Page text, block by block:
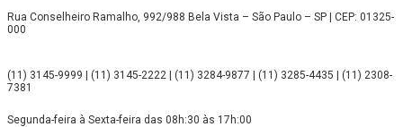
Rua Conselheiro Ramalho, 992/988 Bela Vista – São Paulo – SP | CEP: 01325-
000
(11) 3145-9999 | (11) 3145-2222 | (11) 3284-9877 | (11) 3285-4435 | (11) 2308-
7381
Segunda-feira à Sexta-feira das 08h:30 às 17h:00